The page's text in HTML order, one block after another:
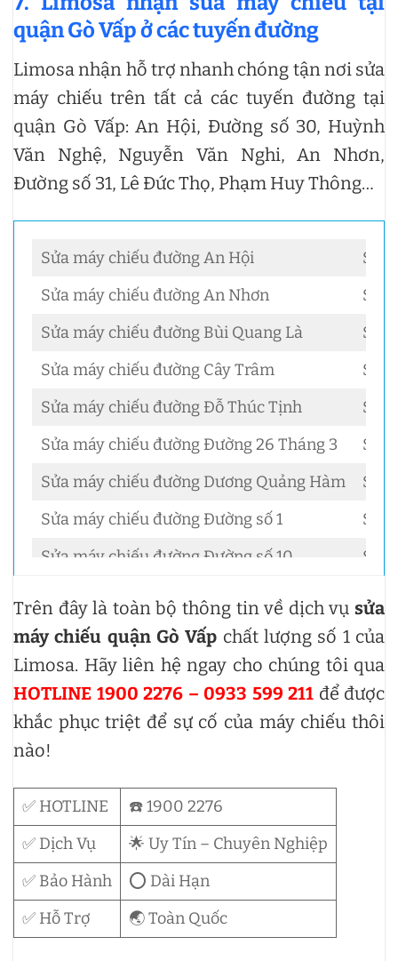
quận Gò Vấp ở các tuyến đường
Limosa nhận hỗ trợ nhanh chóng tận nơi sửa
máy chiếu trên tất cả các tuyến đường tại
quận Gò Vấp: An Hội, Đường số 30, Huỳnh
Văn Nghệ, Nguyễn Văn Nghi, An Nhơn,
Đường số 31, Lê Đức Thọ, Phạm Huy Thông…
Sửa máy chiếu đường An Hội
Sửa
Sửa máy chiếu đường An Nhơn
Sửa
Sửa máy chiếu đường Bùi Quang Là
Sửa
Sửa máy chiếu đường Cây Trâm
Sửa
Sửa máy chiếu đường Đỗ Thúc Tịnh
Sửa
Sửa máy chiếu đường Đường 26 Tháng 3
Sửa
Sửa máy chiếu đường Dương Quảng Hàm
Sửa
Sửa máy chiếu đường Đường số 1
Sửa
Sửa máy chiếu đường Đường số 10
Sửa
Sửa máy chiếu đường Đường số 11
Sửa máy chiếu đường 2 Đường số 12
Sửa
Sửa máy chiếu đường Đường số 13
Sửa
Sửa máy chiếu đường Đường số 14
Sửa
Sửa máy chiếu đường Đường số 15
Sửa máy chiếu đường Đường số 18
Sửa máy chiếu đường Đường số 19
Sửa máy chiếu đường Đường số 2
Sửa máy chiếu đường 2 Đường số 20
Vấp Thành Phố Hồ Chí Minh – Limosa
cung cấp dịch vụ sửa máy chiếu tận nơi
Trên đây là toàn bộ thông tin về dịch vụ sửa
máy chiếu quận Gò Vấp chất lượng số 1 của
Limosa. Hãy liên hệ ngay cho chúng tôi qua
HOTLINE 1900 2276 – 0933 599 211 để được
khắc phục triệt để sự cố của máy chiếu thôi
nào!
✅ HOTLINE
☎️ 1900 2276
✅ Dịch Vụ
🌟 Uy Tín – Chuyên Nghiệp
✅ Bảo Hành
⭕ Dài Hạn
✅ Hỗ Trợ
🌏 Toàn Quốc